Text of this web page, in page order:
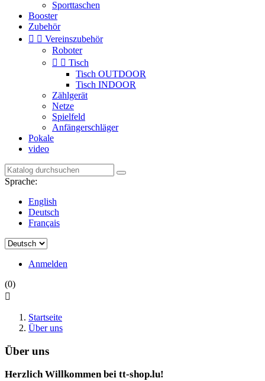
Sporttaschen
Booster
Zubehör
  Vereinszubehör
Roboter
  Tisch
Tisch OUTDOOR
Tisch INDOOR
Zählgerät
Netze
Spielfeld
Anfängerschläger
Pokale
video
Sprache:
English
Deutsch
Français
Anmelden
(0)

Startseite
Über uns
Über uns
Herzlich Willkommen bei tt-shop.lu!